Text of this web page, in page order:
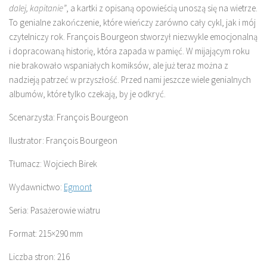
dalej, kapitanie”, a kartki z opisaną opowieścią unoszą się na wietrze.
To genialne zakończenie, które wieńczy zarówno cały cykl, jak i mój
czytelniczy rok. François Bourgeon stworzył niezwykle emocjonalną
i dopracowaną historię, która zapada w pamięć. W mijającym roku
nie brakowało wspaniałych komiksów, ale już teraz można z
nadzieją patrzeć w przyszłość. Przed nami jeszcze wiele genialnych
albumów, które tylko czekają, by je odkryć.
Scenarzysta: François Bourgeon
Ilustrator: François Bourgeon
Tłumacz: Wojciech Birek
Wydawnictwo: Egmont
Seria: Pasażerowie wiatru
Format: 215×290 mm
Liczba stron: 216